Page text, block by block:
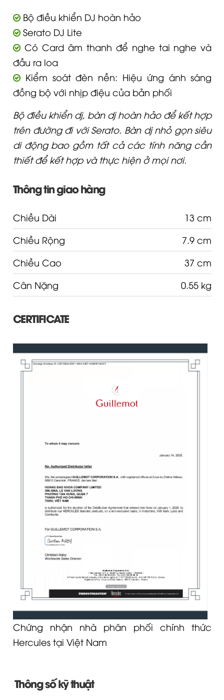
Bộ điều khiển DJ hoàn hảo
Serato DJ Lite
Có Card âm thanh để nghe tai nghe và
đầu ra loa
Kiểm soát đèn nền: Hiệu ứng ánh sáng
đồng bộ với nhịp điệu của bản phối
Bộ điều khiển dj, bàn dj hoàn hảo để kết hợp
trên đường đi với Serato. Bàn dj nhỏ gọn siêu
di động bao gồm tất cả các tính năng cần
thiết để kết hợp và thực hiện ở mọi nơi.
Thông tin giao hàng
Chiều Dài
13 cm
Chiều Rộng
7.9 cm
Chiều Cao
37 cm
Cân Nặng
0.55 kg
CERTIFICATE
Chứng nhận nhà phân phối chính thức
Hercules tại Việt Nam
Thông số kỹ thuật